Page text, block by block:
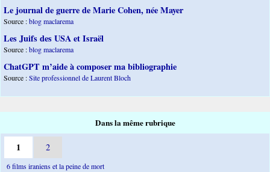
Le journal de guerre de Marie Cohen, née Mayer
Source :blog maclarema
Les Juifs des USA et Israël
Source :blog maclarema
ChatGPT m’aide à composer ma bibliographie
Source :Site professionnel de Laurent Bloch
Dans la même rubrique
1 2
6 films iraniens et la peine de mort